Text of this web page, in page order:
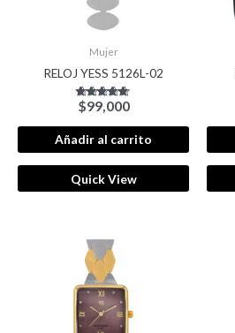
Mujer
RELOJ YESS 5126L-02
Valorado con
5.00
de 5
$99,000
Añadir al carrito
Quick View